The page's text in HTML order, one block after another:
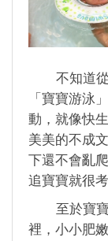
不知道從
「寶寶游泳
動，就像快
美美的不成
下還不會亂
追寶寶就很
至於寶寶
裡，小小肥